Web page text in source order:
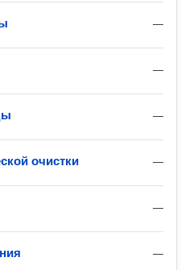
—
—
—
—
очистки
—
—